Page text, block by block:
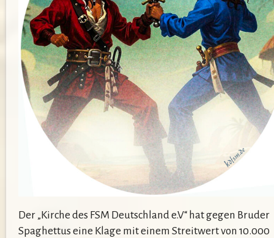
Der „Kirche des FSM Deutschland e.V“ hat gegen Bruder
Spaghettus eine Klage mit einem Streitwert von 10.000